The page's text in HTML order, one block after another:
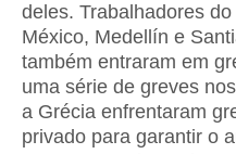
deles. Trabalhadores
México, Medellín e
também entraram em
uma série de greves
a Grécia enfrentaram
privado para garantir o